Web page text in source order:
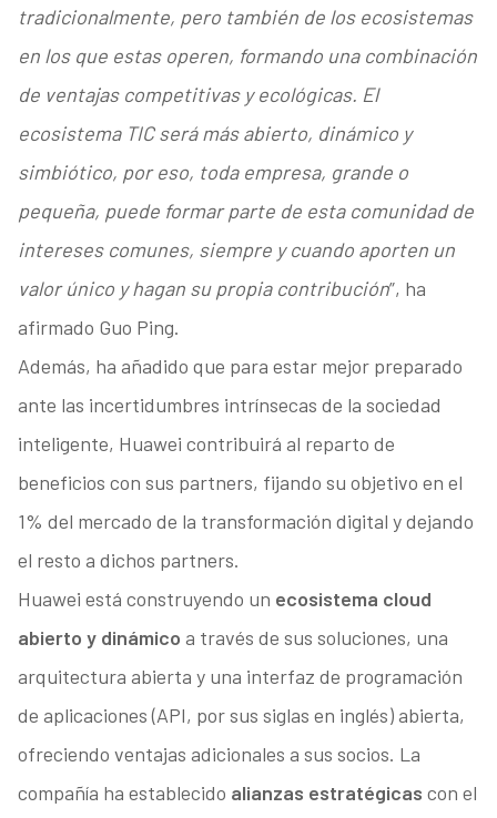
tradicionalmente, pero también de los ecosistemas
en los que estas operen, formando una combinación
de ventajas competitivas y ecológicas. El
ecosistema TIC será más abierto, dinámico y
simbiótico, por eso, toda empresa, grande o
pequeña, puede formar parte de esta comunidad de
intereses comunes, siempre y cuando aporten un
valor único y hagan su propia contribución”, ha
afirmado Guo Ping.
Además, ha añadido que para estar mejor preparado
ante las incertidumbres intrínsecas de la sociedad
inteligente, Huawei contribuirá al reparto de
beneficios con sus partners, fijando su objetivo en el
1% del mercado de la transformación digital y dejando
el resto a dichos partners.
Huawei está construyendo un ecosistema cloud
abierto y dinámico a través de sus soluciones, una
arquitectura abierta y una interfaz de programación
de aplicaciones (API, por sus siglas en inglés) abierta,
ofreciendo ventajas adicionales a sus socios. La
compañía ha establecido alianzas estratégicas con el